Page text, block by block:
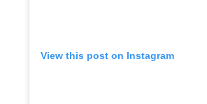
View this post on Instagram